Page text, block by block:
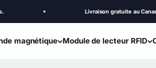
Livraison gratuite au Canada, en
magnétique Module de lecteur RFID